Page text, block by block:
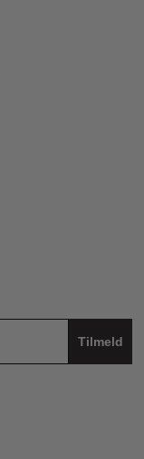
Tilmeld